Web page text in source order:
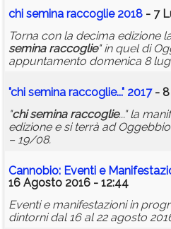
chi semina raccoglie2018 - 7
Torna con la decima edizione
semina raccoglie" in quel di
appuntamento domenica 8
"chi semina raccoglie..." 2017- 8
"chi semina raccoglie..." la
edizione e si terrà ad
– 19/08.
Cannobio: Eventi e
16 Agosto 2016 - 12:44
Eventi e manifestazioni in
dintorni dal 16 al 22 agosto